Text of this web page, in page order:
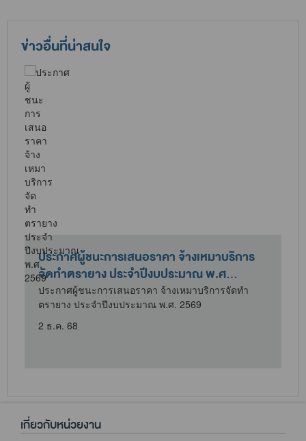
ข่าวอื่นที่น่าสนใจ
ประกาศผู้ชนะการเสนอราคา จ้างเหมาบริการ
จัดทำตรายาง ประจำปีงบประมาณ พ.ศ...
ประกาศผู้ชนะการเสนอราคา จ้างเหมาบริการจัดทำ
ตรายาง ประจำปีงบประมาณ พ.ศ. 2569
2 ธ.ค. 68
เกี่ยวกับหน่วยงาน